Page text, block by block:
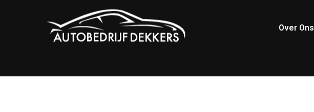
Over Ons